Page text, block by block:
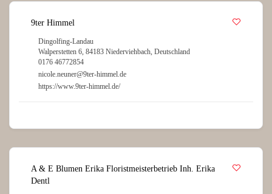
9ter Himmel
Dingolfing-Landau
Walperstetten 6, 84183 Niederviehbach, Deutschland
0176 46772854
nicole.neuner@9ter-himmel.de
https://www.9ter-himmel.de/
A & E Blumen Erika Floristmeisterbetrieb Inh. Erika
Dentl